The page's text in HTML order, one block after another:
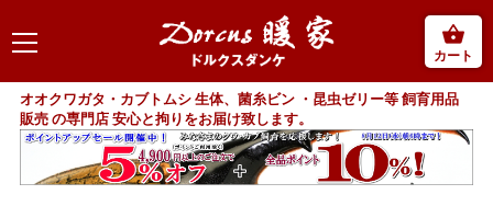
カート
オオクワガタ・カブトムシ 生体、菌糸ビン ・昆虫ゼリー等 飼育用品
販売 の専門店 安心と拘りをお届け致します。